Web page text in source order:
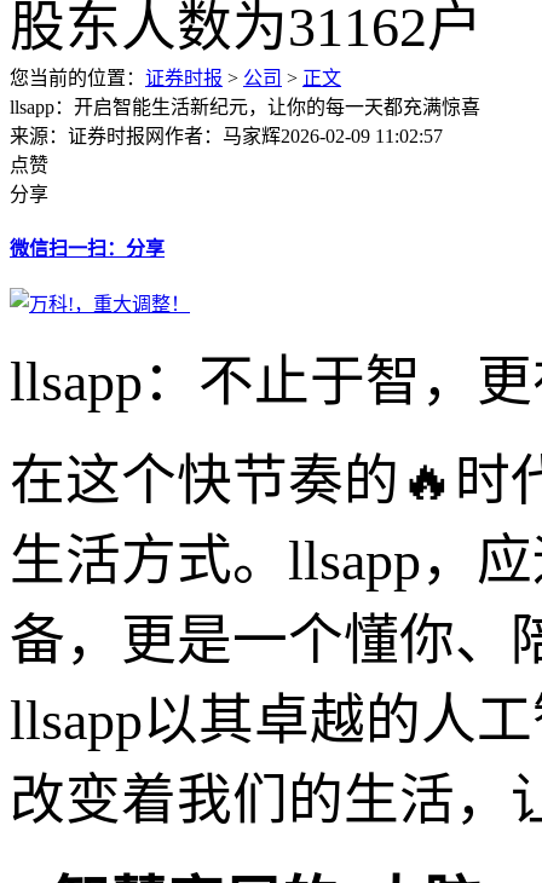
您当前的位置： 证券时报 > 公司 > 正文
llsapp：开启智能生活新纪元，让你的每一天都充满惊喜
来源：证券时报网作者：马家辉2026-02-09 11:02:57
点赞
分享
微信扫一扫：分享
llsapp：不止于智，
在这个快节奏的🔥时
生活方式。llsapp，
备，更是一个懂你、
llsapp以其卓越的人
改变着我们的生活，